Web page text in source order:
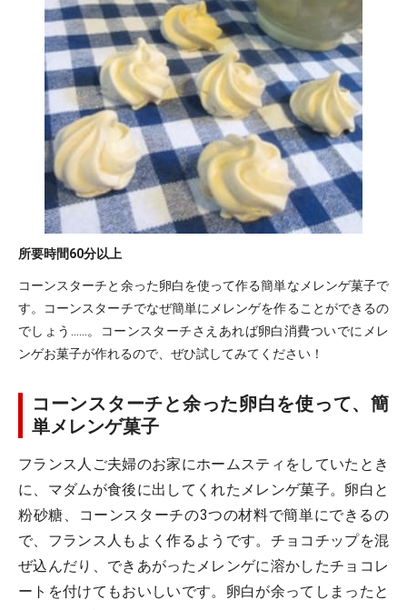
所要時間60分以上
コーンスターチと余った卵白を使って作る簡単なメレンゲ菓子で
す。コーンスターチでなぜ簡単にメレンゲを作ることができるの
でしょう……。コーンスターチさえあれば卵白消費ついでにメレ
ンゲお菓子が作れるので、ぜひ試してみてください！
コーンスターチと余った卵白を使って、簡
単メレンゲ菓子
フランス人ご夫婦のお家にホームスティをしていたとき
に、マダムが食後に出してくれたメレンゲ菓子。卵白と
粉砂糖、コーンスターチの3つの材料で簡単にできるの
で、フランス人もよく作るようです。チョコチップを混
ぜ込んだり、できあがったメレンゲに溶かしたチョコレ
ートを付けてもおいしいです。卵白が余ってしまったと